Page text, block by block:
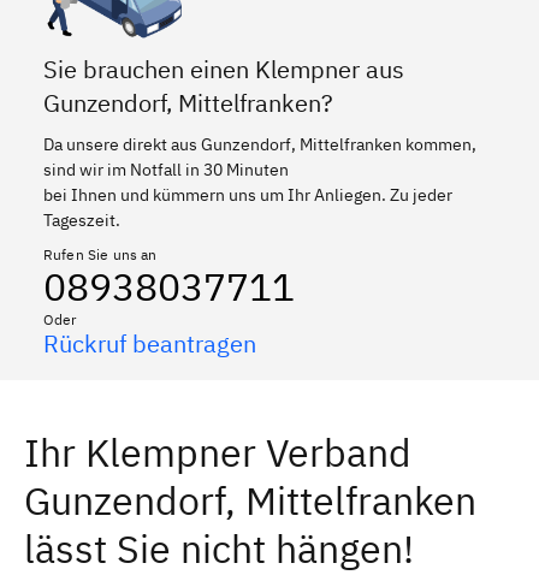
Sie brauchen einen Klempner aus
Gunzendorf, Mittelfranken?
Da unsere direkt aus Gunzendorf, Mittelfranken kommen,
sind wir im Notfall in 30 Minuten
bei Ihnen und kümmern uns um Ihr Anliegen. Zu jeder
Tageszeit.
Rufen Sie uns an
08938037711
Oder
Rückruf beantragen
Ihr Klempner Verband
Gunzendorf, Mittelfranken
lässt Sie nicht hängen!